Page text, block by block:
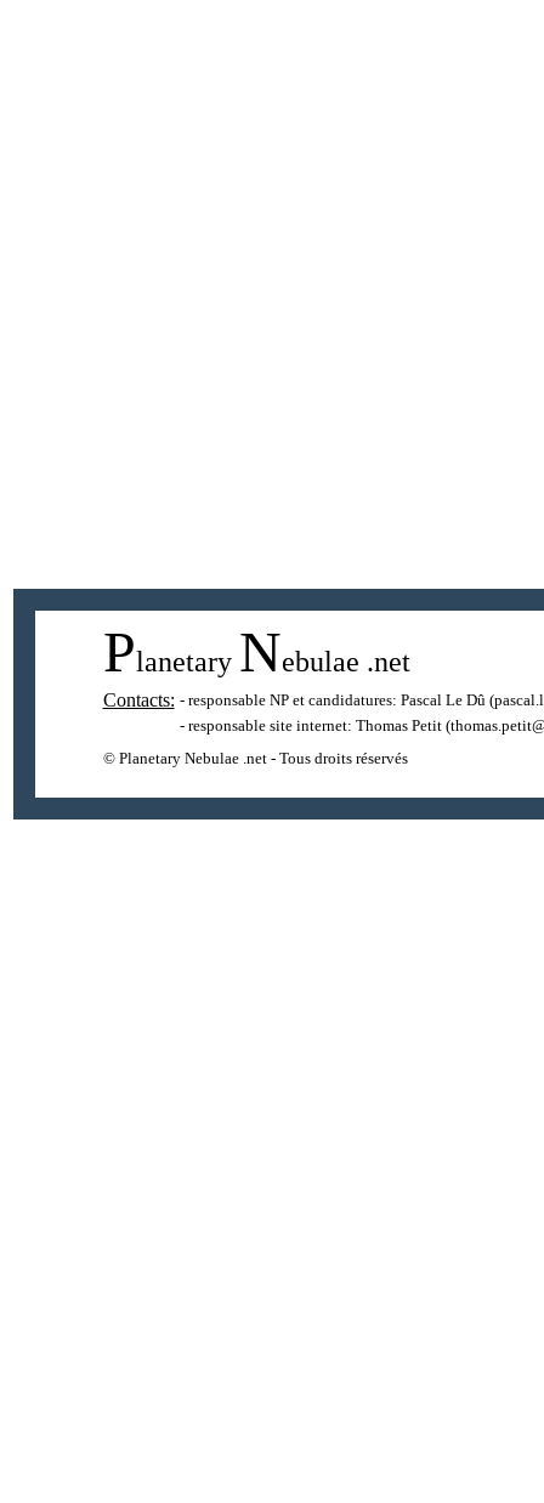
Planetary Nebulae .net
Contacts: - responsable NP et candidatures: Pascal Le Dû
- responsable site internet: Thomas Petit
© Planetary Nebulae .net - Tous droits réservés